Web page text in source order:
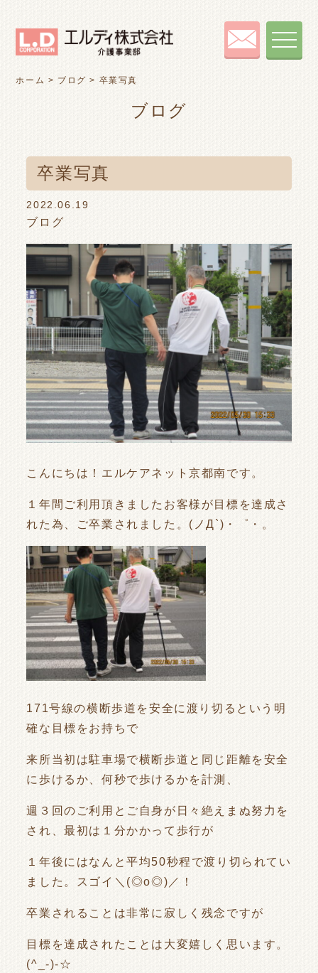
toggle
ホーム > ブログ > 卒業写真
ブログ
卒業写真
2022.06.19
ブログ
こんにちは！エルケアネット京都南です。
１年間ご利用頂きましたお客様が目標を達成さ
れた為、ご卒業されました。(ノД`)・゜・。
171号線の横断歩道を安全に渡り切るという明
確な目標をお持ちで
来所当初は駐車場で横断歩道と同じ距離を安全
に歩けるか、何秒で歩けるかを計測、
週３回のご利用とご自身が日々絶えまぬ努力を
され、最初は１分かかって歩行が
１年後にはなんと平均50秒程で渡り切られてい
ました。スゴイ＼(◎o◎)／！
卒業されることは非常に寂しく残念ですが
目標を達成されたことは大変嬉しく思います。
(^_-)-☆